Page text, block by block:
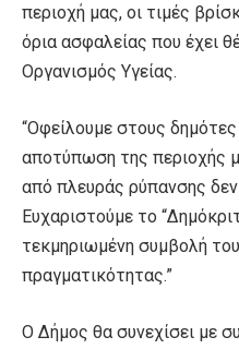
περιοχή μας, οι τιμές
όρια ασφαλείας που έχει
Οργανισμός Υγείας.
“Οφείλουμε στους
αποτύπωση της περιοχής
από πλευράς ρύπανσης δεν
Ευχαριστούμε το
τεκμηριωμένη συμβολή
πραγματικότητας.”
Ο Δήμος θα συνεχίσει με